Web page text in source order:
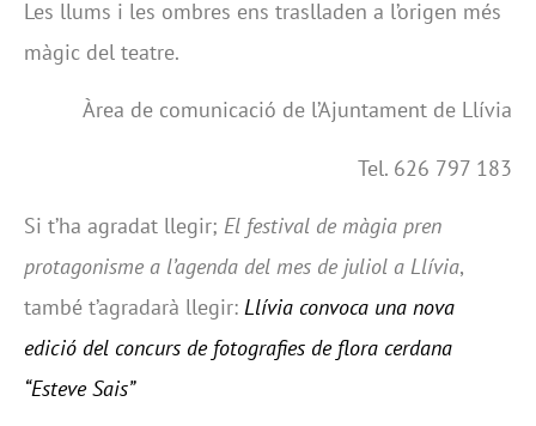
Les llums i les ombres ens traslladen a l’origen més
màgic del teatre.
Àrea de comunicació de l’Ajuntament de Llívia
Tel. 626 797 183
Si t’ha agradat llegir; El festival de màgia pren
protagonisme a l’agenda del mes de juliol a Llívia,
també t’agradarà llegir: Llívia convoca una nova
edició del concurs de fotografies de flora cerdana
“Esteve Sais”